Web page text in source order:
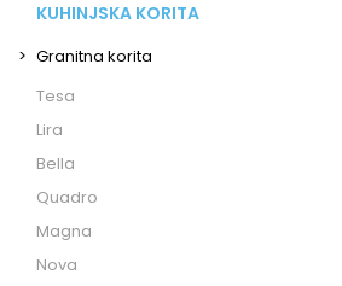
KUHINJSKA KORITA
Granitna korita
Tesa
Lira
Bella
Quadro
Magna
Nova